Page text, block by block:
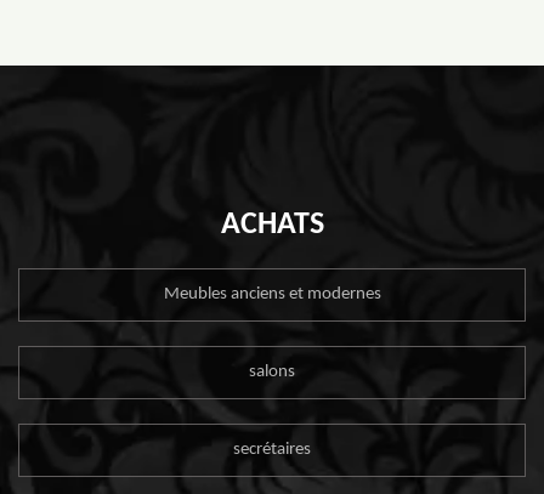
ACHATS
Meubles anciens et modernes
salons
secrétaires